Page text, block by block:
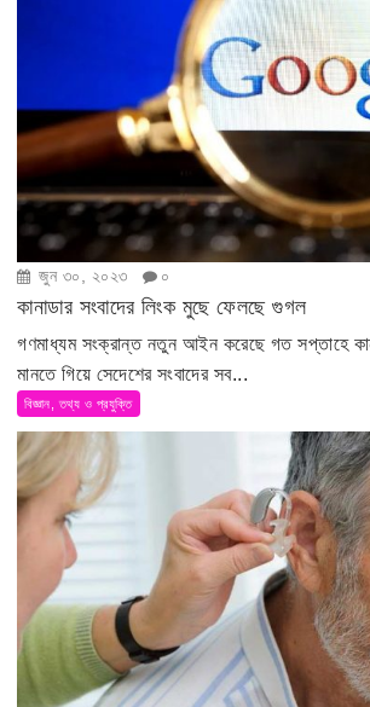
জুন ৩০, ২০২৩ ০
কানাডার সংবাদের লিংক মুছে ফেলছে গুগল
গণমাধ্যম সংক্রান্ত নতুন আইন করেছে গত সপ্তাহে
মানতে গিয়ে সেদেশের সংবাদের সব...
বিজ্ঞান, তথ্য ও প্রযুক্তি